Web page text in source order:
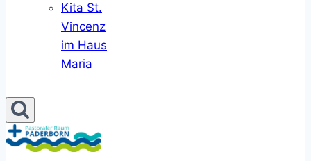
Kita St.
Vincenz
im Haus
Maria